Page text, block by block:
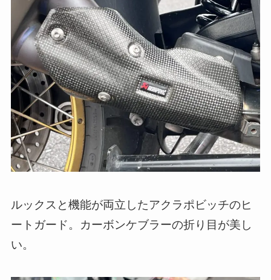
ルックスと機能が両立したアクラポビッチのヒ
ートガード。カーボンケブラーの折り目が美し
い。